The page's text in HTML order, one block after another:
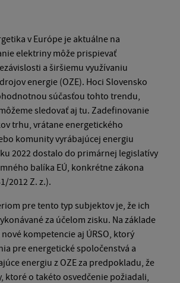
v Európe je aktuálne na
elektriny môže prispievať
a širšiemu využívaniu
energie (OZE). Hoci Slovensko
súčasťou tohto trendu,
sledovať aj tu. Zadefinovanie
trhu, vrátane energetického
komunity vyrábajúcej energiu
2022 dostalo do primárnej legislatívy
balíka EÚ, konkrétne zákona
2012 Z. z.).
pre tento typ subjektov je, že ich
za účelom zisku. Na základe
kompetencie aj ÚRSO, ktorý
pre energetické spoločenstvá a
energiu z OZE za predpokladu, že
ktoré o takéto osvedčenie požiadali,